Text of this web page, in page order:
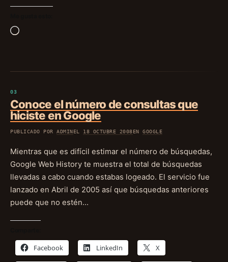
Cargando...
Conoce el número de consultas que
hiciste en Google
PUBLICADO PORADMINEL 18 OCTUBRE 2008ENGOOGLE
Mientras que es difícil estimar el número de búsquedas,
Google Web History te muestra el total de búsquedas
llevadas a cabo cuando estabas logeado. El servicio fue
lanzado en Abril de 2005 así que búsquedas anteriores
puede que no estén…
Facebook LinkedIn X